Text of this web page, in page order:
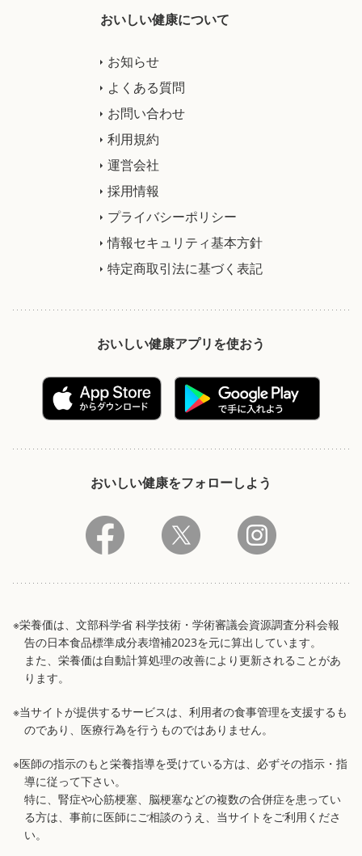
おいしい健康について
お知らせ
よくある質問
お問い合わせ
利用規約
運営会社
採用情報
プライバシーポリシー
情報セキュリティ基本方針
特定商取引法に基づく表記
おいしい健康アプリを使おう
おいしい健康をフォローしよう
※栄養価は、文部科学省 科学技術・学術審議会資源調査分科会報
告の日本食品標準成分表増補2023を元に算出しています。
また、栄養価は自動計算処理の改善により更新されることがあ
ります。
※当サイトが提供するサービスは、利用者の食事管理を支援するも
のであり、医療行為を行うものではありません。
※医師の指示のもと栄養指導を受けている方は、必ずその指示・指
導に従って下さい。
特に、腎症や心筋梗塞、脳梗塞などの複数の合併症を患ってい
る方は、事前に医師にご相談のうえ、当サイトをご利用くださ
い。